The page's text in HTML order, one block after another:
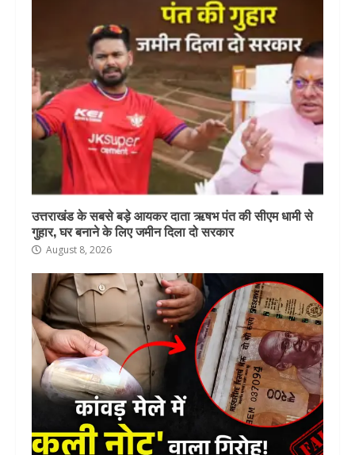
उत्तराखंड के सबसे बड़े आयकर दाता ऋषभ पंत की सीएम धामी से
गुहार, घर बनाने के लिए जमीन दिला दो सरकार
August 8, 2026